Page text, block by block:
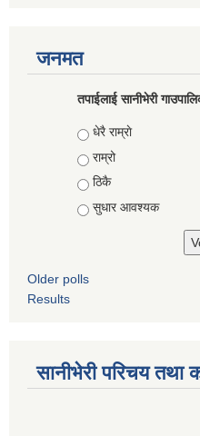
जनमत
तपाईलाई सानीभेरी
Choices
धेरै राम्राे
राम्रो
ठिकै
सुधार आवश्यक
Older polls
Results
सानीभेरी परिचय तथा